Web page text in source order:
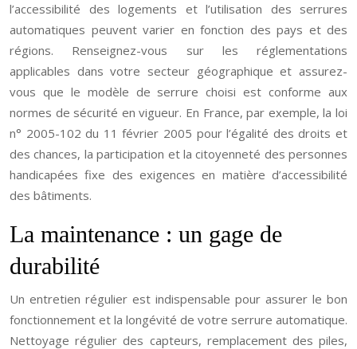
l’accessibilité des logements et l’utilisation des serrures
automatiques peuvent varier en fonction des pays et des
régions. Renseignez-vous sur les réglementations
applicables dans votre secteur géographique et assurez-
vous que le modèle de serrure choisi est conforme aux
normes de sécurité en vigueur. En France, par exemple, la loi
n° 2005-102 du 11 février 2005 pour l’égalité des droits et
des chances, la participation et la citoyenneté des personnes
handicapées fixe des exigences en matière d’accessibilité
des bâtiments.
La maintenance : un gage de
durabilité
Un entretien régulier est indispensable pour assurer le bon
fonctionnement et la longévité de votre serrure automatique.
Nettoyage régulier des capteurs, remplacement des piles,